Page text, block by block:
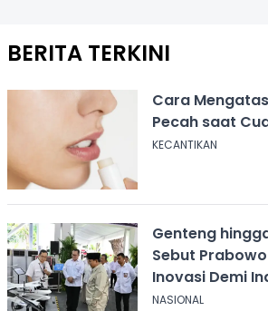
BERITA TERKINI
Cara
Pecah saat
KECANTIKAN
Genteng
Sebut
Inovasi Demi
2045
NASIONAL